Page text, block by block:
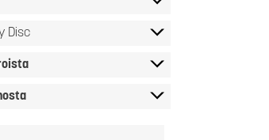
Disc